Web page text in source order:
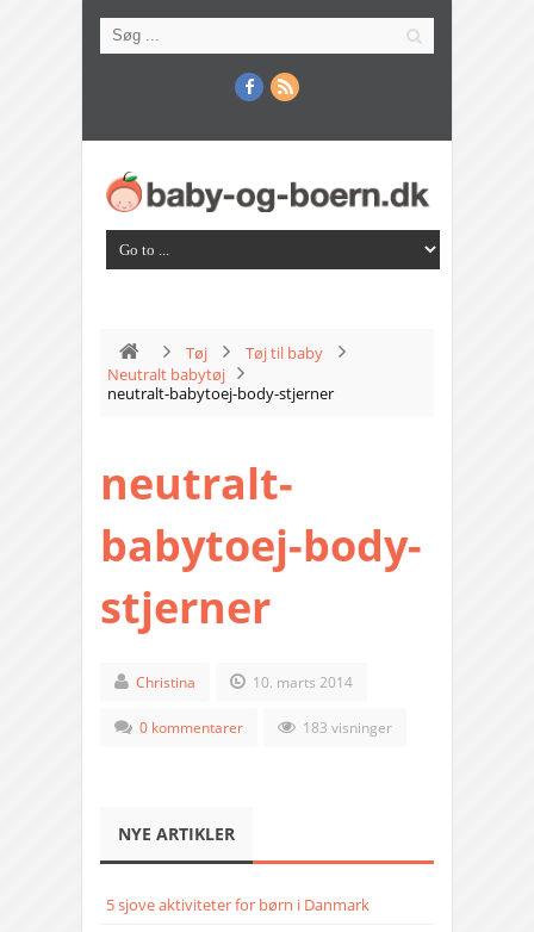
Tøj
Tøj til baby
Neutralt babytøj
neutralt-babytoej-body-stjerner
neutralt-
babytoej-body-
stjerner
Christina 10. marts 2014
0 kommentarer 183 visninger
NYE ARTIKLER
5 sjove aktiviteter for børn i Danmark